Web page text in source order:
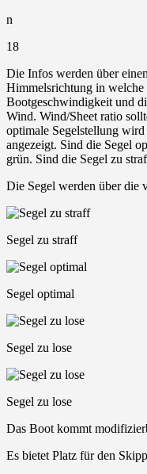
n
18
Die Infos werden über
Himmelsrichtung in
Bootgeschwindigkeit und
Wind. Wind/Sheet ratio
optimale Segelstellung
angezeigt. Sind die Segel
grün. Sind die Segel zu
Die Segel werden über die
Segel zu straff
Segel optimal
Segel zu lose
Segel zu lose
Das Boot kommt
Es bietet Platz für den